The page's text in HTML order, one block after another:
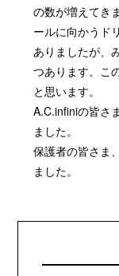
の数が増えてき
ールに向かうド
ありましたが、
つあります。こ
と思います。
A.C.infiniの皆さ
ました。
保護者の皆さま
ました。